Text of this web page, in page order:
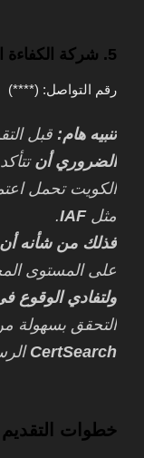
5. شركة الكفاءة الدولية
رقم التواصل: (****)
تنبيه هام: قبل
الضروري أن
الكويت تحمل
مثلIAF
.
فذلك من شأنه أن
على المستوى
ولتفادي الوقوع
التحقق بسهولة
CertSearch
خطوات التقديم